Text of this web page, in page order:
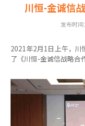
川恒-金诚信
发布时
2021年2月1日上午，川
了《川恒-金诚信战略合